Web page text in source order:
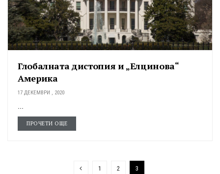
Глобалната дистопия и „Елцинова“
Америка
17 ДЕКЕМВРИ , 2020
ПРОЧЕТИ ОЩЕ
1 2 3